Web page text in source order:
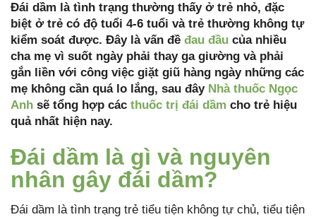
Đái dầm là tình trạng thường thấy ở trẻ nhỏ, đặc
biệt ở trẻ có độ tuổi 4-6 tuổi và trẻ thường không tự
kiểm soát được. Đây là vấn đề đau đầu của nhiều
cha mẹ vì suốt ngày phải thay ga giường và phải
gắn liền với công việc giặt giũ hàng ngày những các
mẹ không cần quá lo lắng, sau đây Nhà thuốc Ngọc
Anh sẽ tổng hợp các thuốc trị đái dầm cho trẻ hiệu
quả nhất hiện nay.
Đái dầm là gì và nguyên
nhân gây đái dầm?
Đái dầm là tình trạng trẻ tiểu tiện không tự chủ, tiểu tiện